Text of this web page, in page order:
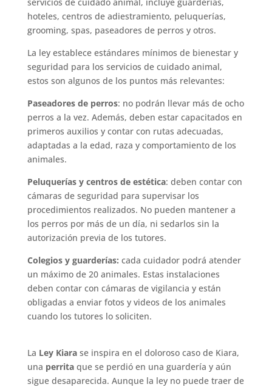
hoteles, centros de adiestramiento, peluquerías,
grooming, spas, paseadores de perros y otros.
La ley establece estándares mínimos de bienestar y
seguridad para los servicios de cuidado animal,
estos son algunos de los puntos más relevantes:
Paseadores de perros: no podrán llevar más de ocho
perros a la vez. Además, deben estar capacitados en
primeros auxilios y contar con rutas adecuadas,
adaptadas a la edad, raza y comportamiento de los
animales.
Peluquerías y centros de estética: deben contar con
cámaras de seguridad para supervisar los
procedimientos realizados. No pueden mantener a
los perros por más de un día, ni sedarlos sin la
autorización previa de los tutores.
Colegios y guarderías: cada cuidador podrá atender
un máximo de 20 animales. Estas instalaciones
deben contar con cámaras de vigilancia y están
obligadas a enviar fotos y videos de los animales
cuando los tutores lo soliciten.
La Ley Kiarase inspira en el doloroso caso de Kiara,
una perritaque se perdió en una guardería y aún
sigue desaparecida. Aunque la ley no puede traer de